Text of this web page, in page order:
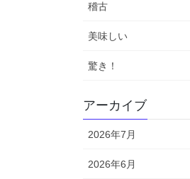
稽古
美味しい
驚き！
アーカイブ
2026年7月
2026年6月